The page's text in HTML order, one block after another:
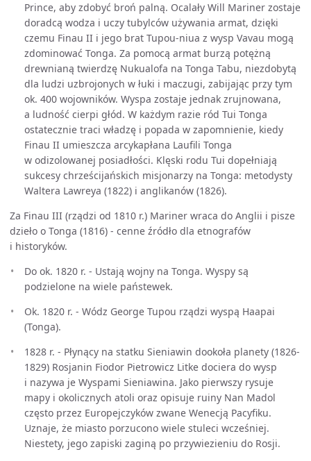
Prince, aby zdobyć broń palną. Ocalały Will Mariner zostaje
doradcą wodza i uczy tubylców używania armat, dzięki
czemu Finau II i jego brat Tupou-niua z wysp Vavau mogą
zdominować Tonga. Za pomocą armat burzą potężną
drewnianą twierdzę Nukualofa na Tonga Tabu, niezdobytą
dla ludzi uzbrojonych w łuki i maczugi, zabijając przy tym
ok. 400 wojowników. Wyspa zostaje jednak zrujnowana,
a ludność cierpi głód. W każdym razie ród Tui Tonga
ostatecznie traci władzę i popada w zapomnienie, kiedy
Finau II umieszcza arcykapłana Laufili Tonga
w odizolowanej posiadłości. Klęski rodu Tui dopełniają
sukcesy chrześcijańskich misjonarzy na Tonga: metodysty
Waltera Lawreya (1822) i anglikanów (1826).
Za Finau III (rządzi od 1810 r.) Mariner wraca do Anglii i pisze
dzieło o Tonga (1816) - cenne źródło dla etnografów
i historyków.
Do ok. 1820 r. - Ustają wojny na Tonga. Wyspy są
podzielone na wiele państewek.
Ok. 1820 r. - Wódz George Tupou rządzi wyspą Haapai
(Tonga).
1828 r. - Płynący na statku Sieniawin dookoła planety (1826-
1829) Rosjanin Fiodor Pietrowicz Litke dociera do wysp
i nazywa je Wyspami Sieniawina. Jako pierwszy rysuje
mapy i okolicznych atoli oraz opisuje ruiny Nan Madol
często przez Europejczyków zwane Wenecją Pacyfiku.
Uznaje, że miasto porzucono wiele stuleci wcześniej.
Niestety, jego zapiski zaginą po przywiezieniu do Rosji.